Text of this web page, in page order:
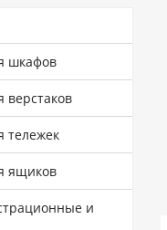
шкафов
верстаков
тележек
ящиков
и